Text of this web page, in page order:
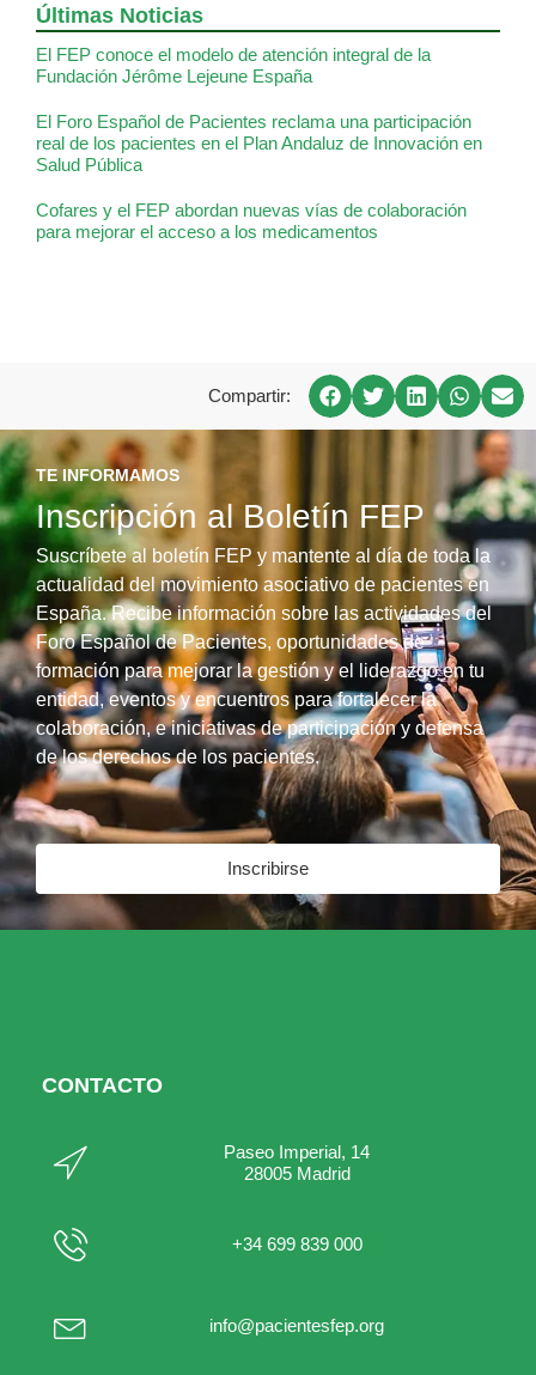
Últimas Noticias
El FEP conoce el modelo de atención integral de la
Fundación Jérôme Lejeune España
El Foro Español de Pacientes reclama una participación
real de los pacientes en el Plan Andaluz de Innovación en
Salud Pública
Cofares y el FEP abordan nuevas vías de colaboración
para mejorar el acceso a los medicamentos
Compartir:
TE INFORMAMOS
Inscripción al Boletín FEP
Suscríbete al boletín FEP y mantente al día de toda la
actualidad del movimiento asociativo de pacientes en
España. Recibe información sobre las actividades del
Foro Español de Pacientes, oportunidades de
formación para mejorar la gestión y el liderazgo en tu
entidad, eventos y encuentros para fortalecer la
colaboración, e iniciativas de participación y defensa
de los derechos de los pacientes.
Inscribirse
CONTACTO
Paseo Imperial, 14
28005 Madrid
+34 699 839 000
info@pacientesfep.org